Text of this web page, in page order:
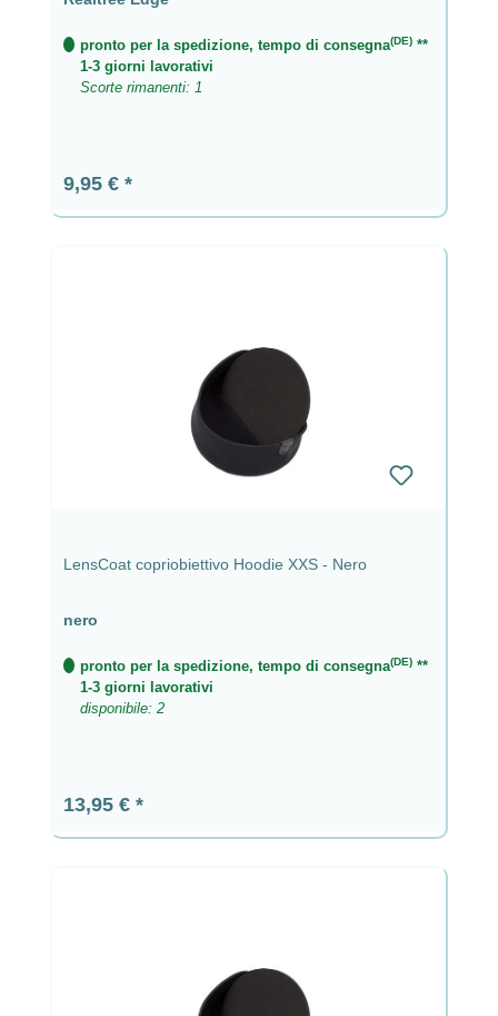
pronto per la spedizione, tempo di consegna(DE) **
1-3 giorni lavorativi
Scorte rimanenti: 1
Prezzo normale:
9,95 €
LensCoat copriobiettivo Hoodie XXS - Nero
nero
pronto per la spedizione, tempo di consegna(DE) **
1-3 giorni lavorativi
disponibile: 2
Prezzo normale:
13,95 €